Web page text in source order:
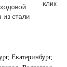
стали
клик
Екатеринбург,